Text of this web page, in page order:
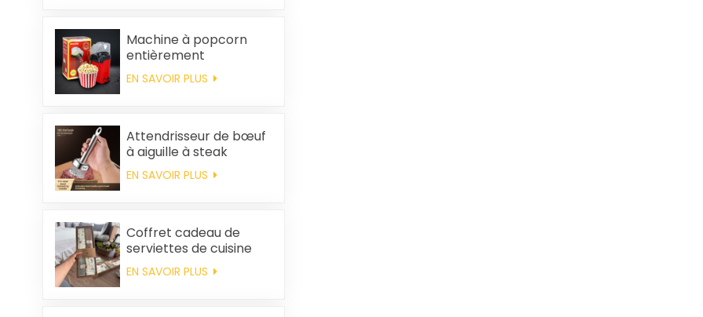
Machine à popcorn
entièrement
automatique pour la
maison, machine à
EN SAVOIR PLUS
Attendrisseur de bœuf
à aiguille à steak
EN SAVOIR PLUS
Coffret cadeau de
serviettes de cuisine
carrées et chiffons en
coton personnalisés,
EN SAVOIR PLUS